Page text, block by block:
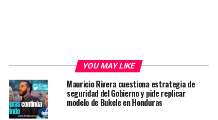
YOU MAY LIKE
Mauricio Rivera cuestiona estrategia de
seguridad del Gobierno y pide replicar
modelo de Bukele en Honduras